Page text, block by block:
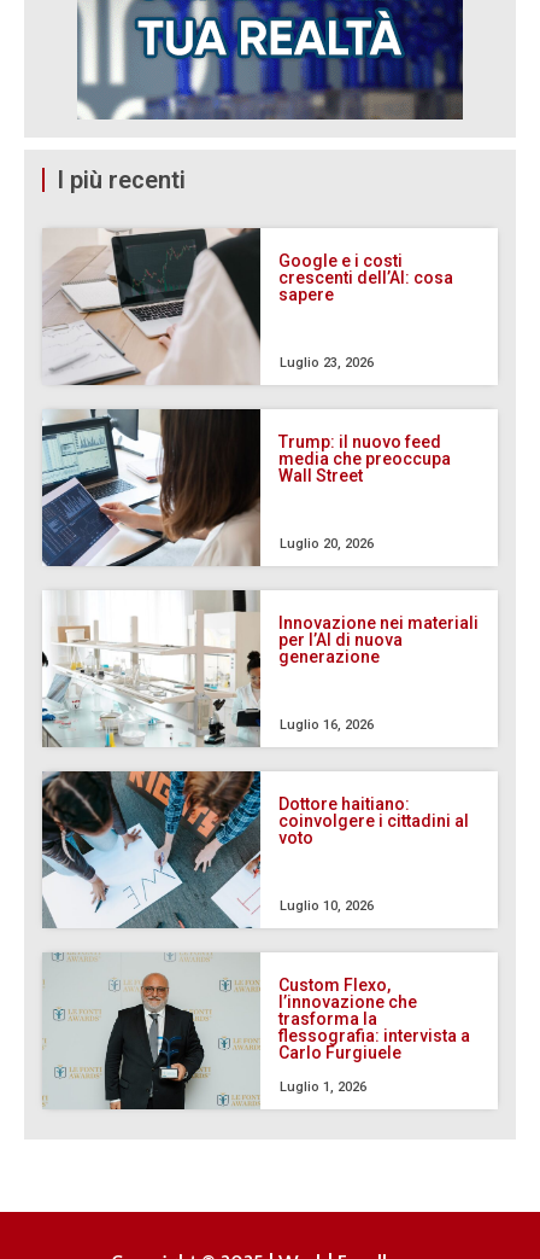
I più recenti
Google e i costi
crescenti dell’AI: cosa
sapere
Luglio 23, 2026
Trump: il nuovo feed
media che preoccupa
Wall Street
Luglio 20, 2026
Innovazione nei materiali
per l’AI di nuova
generazione
Luglio 16, 2026
Dottore haitiano:
coinvolgere i cittadini al
voto
Luglio 10, 2026
Custom Flexo,
l’innovazione che
trasforma la
flessografia: intervista a
Carlo Furgiuele
Luglio 1, 2026